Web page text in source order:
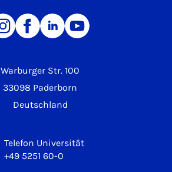
Warburger Str. 100
33098 Paderborn
Deutschland
Telefon Universität
+49 5251 60-0